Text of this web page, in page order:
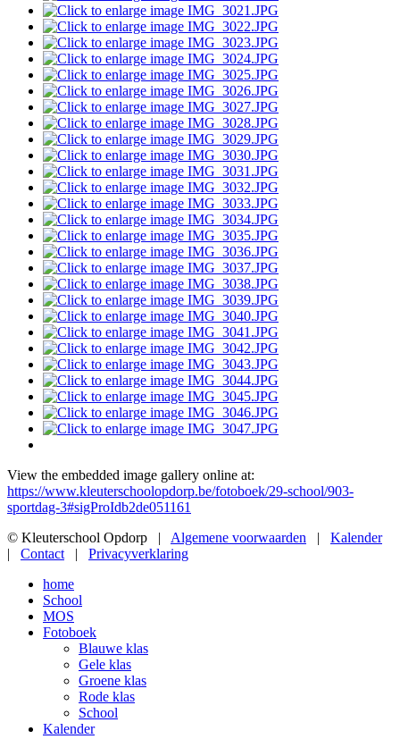
View the embedded image gallery online at:
https://www.kleuterschoolopdorp.be/fotoboek/29-school/903-
sportdag-3#sigProIdb2de051161
© Kleuterschool Opdorp | Algemene voorwaarden | Kalender
| Contact | Privacyverklaring
home
School
MOS
Fotoboek
Blauwe klas
Gele klas
Groene klas
Rode klas
School
Kalender